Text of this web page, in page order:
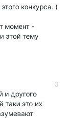
конкурса. )
момент -
этой тему
0
и другого
таки это их